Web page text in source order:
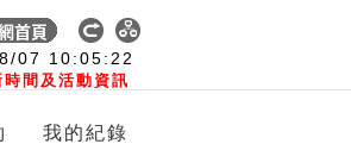
07 10:05:23
間及活動資訊
我的紀錄